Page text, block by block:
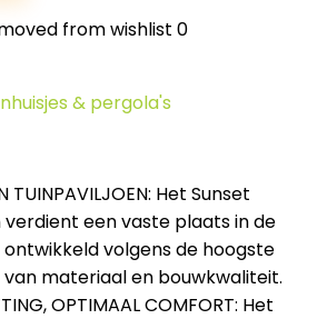
from wishlist 0
& pergola's
TUINPAVILJOEN: Het Sunset
verdient een vaste plaats in de
ontwikkeld volgens de hoogste
materiaal en bouwkwaliteit.
OPTIMAAL COMFORT: Het